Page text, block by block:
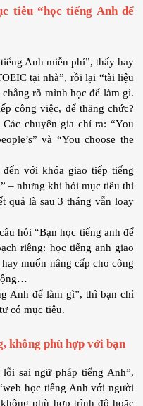
tiêu “học tiếng Anh để
Anh miễn phí”, thấy hay
tại nhà”, rồi lại “tài liệu
rõ mình học để làm gì.
công việc, để thăng chức?
chuyên gia chỉ ra: “You
và “You choose the
– nhưng khi hỏi mục tiêu thì
quả là sau 3 tháng vẫn loay
riêng: học tiếng anh giao
muốn nâng cấp cho công
có mục tiêu.
không phù hợp với bạn
sai ngữ pháp tiếng Anh”,
học tiếng Anh với người
phù hợp trình độ hoặc